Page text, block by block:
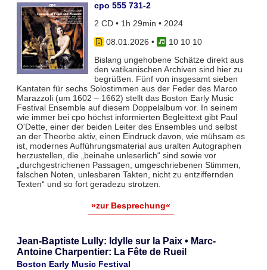
cpo 555 731-2
2 CD • 1h 29min • 2024
08.01.2026 •
10 10 10
Bislang ungehobene Schätze direkt aus
den vatikanischen Archiven sind hier zu
begrüßen. Fünf von insgesamt sieben
Kantaten für sechs Solostimmen aus der Feder des Marco
Marazzoli (um 1602 – 1662) stellt das Boston Early Music
Festival Ensemble auf diesem Doppelalbum vor. In seinem
wie immer bei cpo höchst informierten Begleittext gibt Paul
O'Dette, einer der beiden Leiter des Ensembles und selbst
an der Theorbe aktiv, einen Eindruck davon, wie mühsam es
ist, modernes Aufführungsmaterial aus uralten Autographen
herzustellen, die „beinahe unleserlich“ sind sowie vor
„durchgestrichenen Passagen, umgeschriebenen Stimmen,
falschen Noten, unlesbaren Takten, nicht zu entziffernden
Texten“ und so fort geradezu strotzen.
»zur Besprechung«
Jean-Baptiste Lully: Idylle sur la Paix • Marc-
Antoine Charpentier: La Fête de Rueil
Boston Early Music Festival